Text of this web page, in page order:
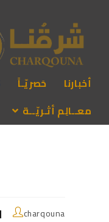
أخبارنا حَصريّـاً
معــالِم أثـريّــة
charqouna